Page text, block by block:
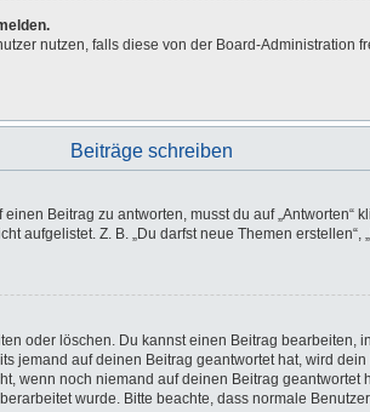
nutzen, falls diese von der Board-
Beiträge schreiben
Beitrag zu antworten, musst du auf
Z. B. „Du darfst neue Themen erstellen“,
oder löschen. Du kannst einen Beitrag bearbeiten,
jemand auf deinen Beitrag geantwortet hat, wird
noch niemand auf deinen Beitrag
wurde. Bitte beachte, dass normale